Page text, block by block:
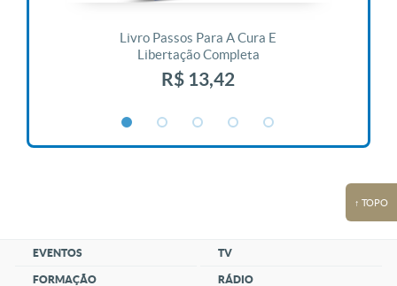
Livro Passos Para A Cura E
Libertação Completa
R$ 13,42
↑ TOPO
EVENTOS
FORMAÇÃO
TV
RÁDIO